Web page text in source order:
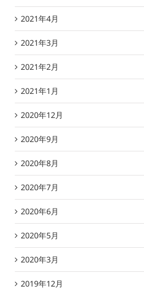
2021年4月
2021年3月
2021年2月
2021年1月
2020年12月
2020年9月
2020年8月
2020年7月
2020年6月
2020年5月
2020年3月
2019年12月